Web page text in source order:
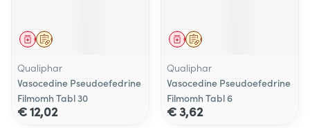
Op voorschrift
Geneesmiddel
Qualiphar
Vasocedine Pseudoefedrine
Filmomh Tabl 30
€ 12,02
Op voorschrift
Geneesmiddel
Qualiphar
Vasocedine Pseudoefedrine
Filmomh Tabl 6
€ 3,62